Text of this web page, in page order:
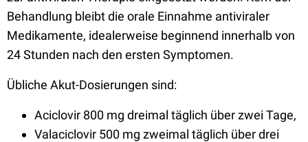
Behandlung bleibt die orale Einnahme antiviraler
Medikamente, idealerweise beginnend innerhalb von
24 Stunden nach den ersten Symptomen.
Übliche Akut-Dosierungen sind:
Aciclovir 800 mg dreimal täglich über zwei Tage,
Valaciclovir 500 mg zweimal täglich über drei